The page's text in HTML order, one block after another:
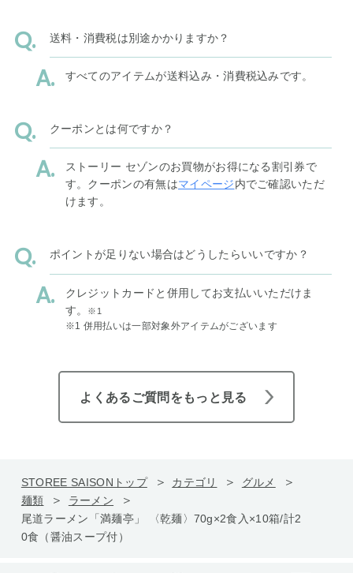
送料・消費税は別途かかりますか？
すべてのアイテムが送料込み・消費税込みです。
クーポンとは何ですか？
ストーリー セゾンのお買物がお得になる割引券で
す。クーポンの有無はマイページ内でご確認いただ
けます。
ポイントが足りない場合はどうしたらいいですか？
クレジットカードと併用してお支払いいただけま
す。
※1
※1 併用払いは一部対象外アイテムがございます
よくあるご質問をもっと見る
STOREE SAISONトップ カテゴリ
グルメ
麺類
ラーメン
尾道ラーメン「満麺亭」 〈乾麺〉70g×2食入×10箱/計2
0食（醤油スープ付）